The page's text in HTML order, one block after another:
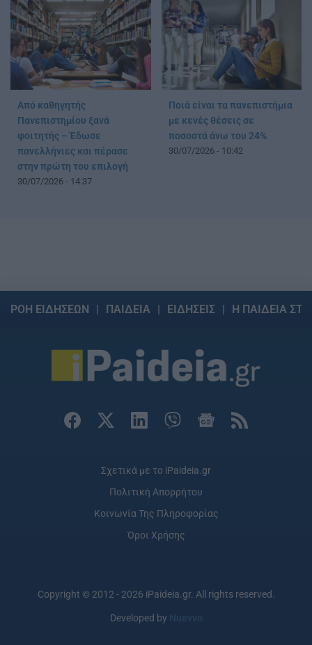
Από καθηγητής
Πανεπιστημίου ξανά
φοιτητής – Έδωσε
πανελλήνιες και πέρασε
στην πρώτη του επιλογή
30/07/2026 - 14:37
Ποιά είναι τα πανεπιστήμια
με κενές θέσεις σε
ποσοστά άνω του 24%
30/07/2026 - 10:42
ΡΟΗ ΕΙΔΗΣΕΩΝ ΠΑΙΔΕΙΑ ΕΙΔΗΣΕΙΣ Η ΠΑΙΔΕΙΑ
Σχετικά με το iPaideia.gr
Πολιτική Απορρήτου
Κοινωνία Της Πληροφορίας
Όροι Χρήσης
Copyright © 2012 - 2026 iPaideia.gr. All rights reserved.
Developed by